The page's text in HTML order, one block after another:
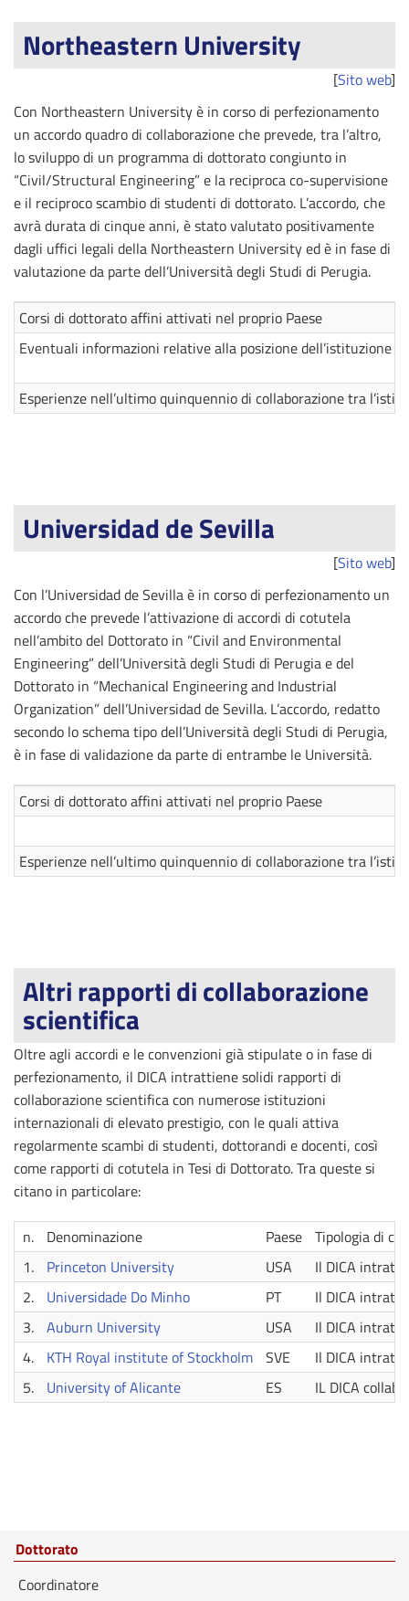
Northeastern University
[Sito web]
Con Northeastern University è in corso di perfezionamento
un accordo quadro di collaborazione che prevede, tra l’altro,
lo sviluppo di un programma di dottorato congiunto in
“Civil/Structural Engineering” e la reciproca co-supervisione
e il reciproco scambio di studenti di dottorato. L’accordo, che
avrà durata di cinque anni, è stato valutato positivamente
dagli uffici legali della Northeastern University ed è in fase di
valutazione da parte dell’Università degli Studi di Perugia.
Corsi di dottorato affini attivati nel proprio Paese
Eventuali informazioni relative alla posizione dell’istituzione
Esperienze nell’ultimo quinquennio di collaborazione tra
Universidad de Sevilla
[Sito web]
Con l’Universidad de Sevilla è in corso di perfezionamento un
accordo che prevede l’attivazione di accordi di cotutela
nell’ambito del Dottorato in “Civil and Environmental
Engineering” dell’Università degli Studi di Perugia e del
Dottorato in “Mechanical Engineering and Industrial
Organization” dell’Universidad de Sevilla. L’accordo, redatto
secondo lo schema tipo dell’Università degli Studi di Perugia,
è in fase di validazione da parte di entrambe le Università.
Corsi di dottorato affini attivati nel proprio Paese
Esperienze nell’ultimo quinquennio di collaborazione tra
Altri rapporti di collaborazione
scientifica
Oltre agli accordi e le convenzioni già stipulate o in fase di
perfezionamento, il DICA intrattiene solidi rapporti di
collaborazione scientifica con numerose istituzioni
internazionali di elevato prestigio, con le quali attiva
regolarmente scambi di studenti, dottorandi e docenti, così
come rapporti di cotutela in Tesi di Dottorato. Tra queste si
citano in particolare:
n. Denominazione Paese Tipologia di
1.
Princeton University USA
Il DICA
2.
Universidade Do Minho PT
Il DICA
3. Auburn University USA
Il DICA
4.
KTH Royal institute of Stockholm SVE
Il DICA
5.
University of Alicante ES IL DICA
Dottorato
Coordinatore